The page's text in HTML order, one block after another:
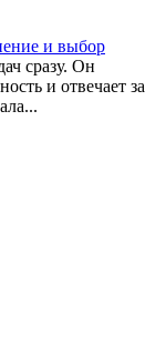
и выбор
сразу. Он
и отвечает за